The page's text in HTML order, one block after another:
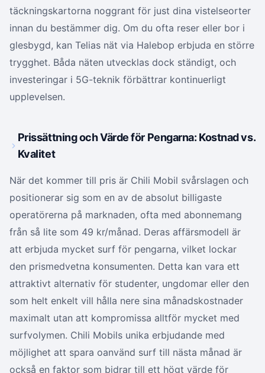
täckningskartorna noggrant för just dina vistelseorter
innan du bestämmer dig. Om du ofta reser eller bor i
glesbygd, kan Telias nät via Halebop erbjuda en större
trygghet. Båda näten utvecklas dock ständigt, och
investeringar i 5G-teknik förbättrar kontinuerligt
upplevelsen.
Prissättning och Värde för Pengarna: Kostnad vs.
Kvalitet
När det kommer till pris är Chili Mobil svårslagen och
positionerar sig som en av de absolut billigaste
operatörerna på marknaden, ofta med abonnemang
från så lite som 49 kr/månad. Deras affärsmodell är
att erbjuda mycket surf för pengarna, vilket lockar
den prismedvetna konsumenten. Detta kan vara ett
attraktivt alternativ för studenter, ungdomar eller den
som helt enkelt vill hålla nere sina månadskostnader
maximalt utan att kompromissa alltför mycket med
surfvolymen. Chili Mobils unika erbjudande med
möjlighet att spara oanvänd surf till nästa månad är
också en faktor som bidrar till ett högt värde för